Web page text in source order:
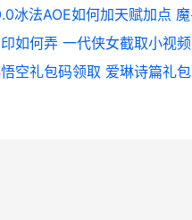
如何弄 一代侠女截取小视频
空礼包码领取 爱琳诗篇礼包